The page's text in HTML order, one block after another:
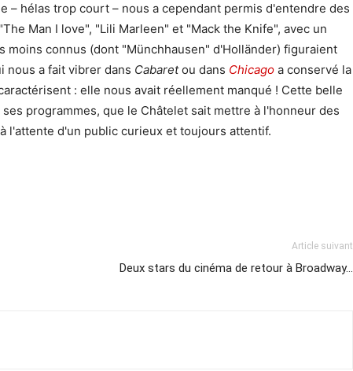
– hélas trop court – nous a cependant permis d'entendre des
Man I love", "Lili Marleen" et "Mack the Knife", avec un
moins connus (dont "Münchhausen" d'Holländer) figuraient
nous a fait vibrer dans Cabaretou dans Chicago a conservé la
: elle nous avait réellement manqué ! Cette belle
programmes, que le Châtelet sait mettre à l'honneur des
l'attente d'un public curieux et toujours attentif.
Article suivant
Deux stars du cinéma de retour à Broadway…